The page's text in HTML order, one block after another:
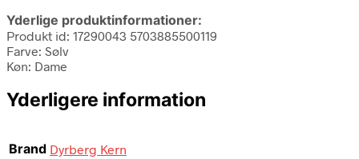
Yderlige produktinformationer:
Produkt id: 17290043 5703885500119
Farve: Sølv
Køn: Dame
Yderligere information
Brand Dyrberg Kern